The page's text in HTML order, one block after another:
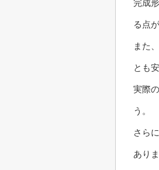
完成
る点
また
とも
実際
う。
さら
ありま